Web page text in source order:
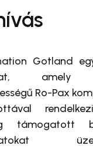
Gotland
amely
Ro-Pax
támogatott